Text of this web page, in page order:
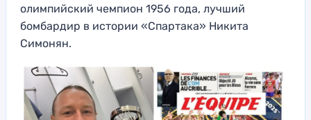
олимпийский чемпион 1956 года, лучший
бомбардир в истории «Спартака» Никита
Симонян.